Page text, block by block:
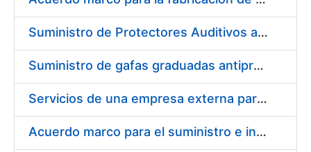
Suministro de Protectores Auditivos a medida para las personas trabajadoras de los Centros de Trabajo de Madrid y Burgos
Suministro de gafas graduadas antiproyecciones para los trabajadores de la FNMT-RCM en los centros de trabajo de Madrid y Burgos
Servicios de una empresa externa para el asesoramiento y resolución de los recursos de alzada que se presentan relacionados con procesos de selección para la FNMT-RCM
Acuerdo marco para el suministro e instalación de persianas, estores y otros complementos